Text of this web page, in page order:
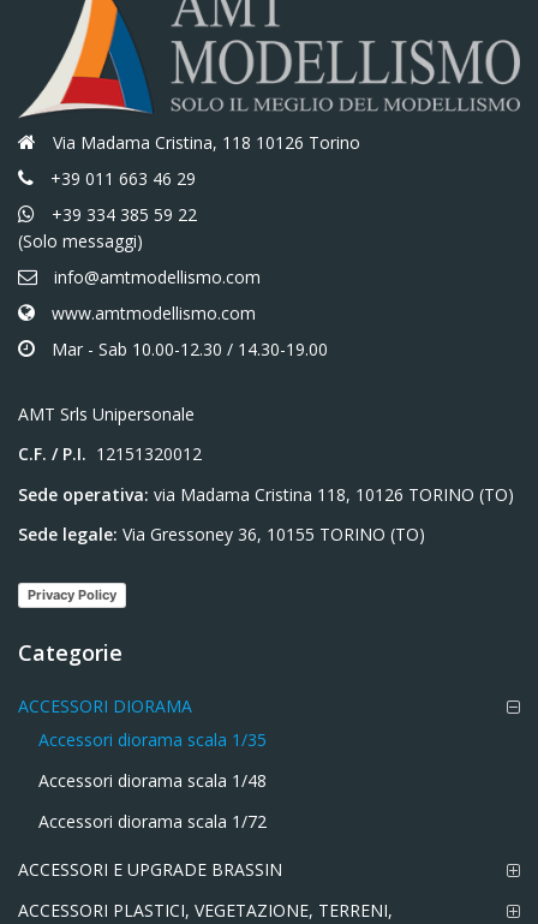
Via Madama Cristina, 118 10126 Torino
+39 011 663 46 29
+39 334 385 59 22
(Solo messaggi)
info@amtmodellismo.com
www.amtmodellismo.com
Mar - Sab 10.00-12.30 / 14.30-19.00
AMT Srls Unipersonale
C.F. / P.I. 12151320012
Sede operativa: via Madama Cristina 118, 10126 TORINO (TO)
Sede legale: Via Gressoney 36, 10155 TORINO (TO)
Privacy Policy
Categorie
ACCESSORI DIORAMA
Accessori diorama scala 1/35
Accessori diorama scala 1/48
Accessori diorama scala 1/72
ACCESSORI E UPGRADE BRASSIN
ACCESSORI PLASTICI, VEGETAZIONE, TERRENI,